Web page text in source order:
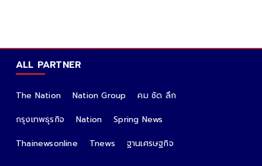
ALL PARTNER
The Nation Nation Group
คม ชัด ลึก
กรุงเทพธุรกิจ
Nation
Spring News
Thainewsonline
Tnews ฐานเศรษฐกิจ